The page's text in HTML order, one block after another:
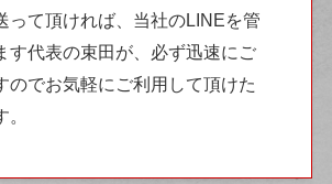
って頂ければ、当社のLINEを管
す代表の束田が、必ず迅速にご
のでお気軽にご利用して頂けた